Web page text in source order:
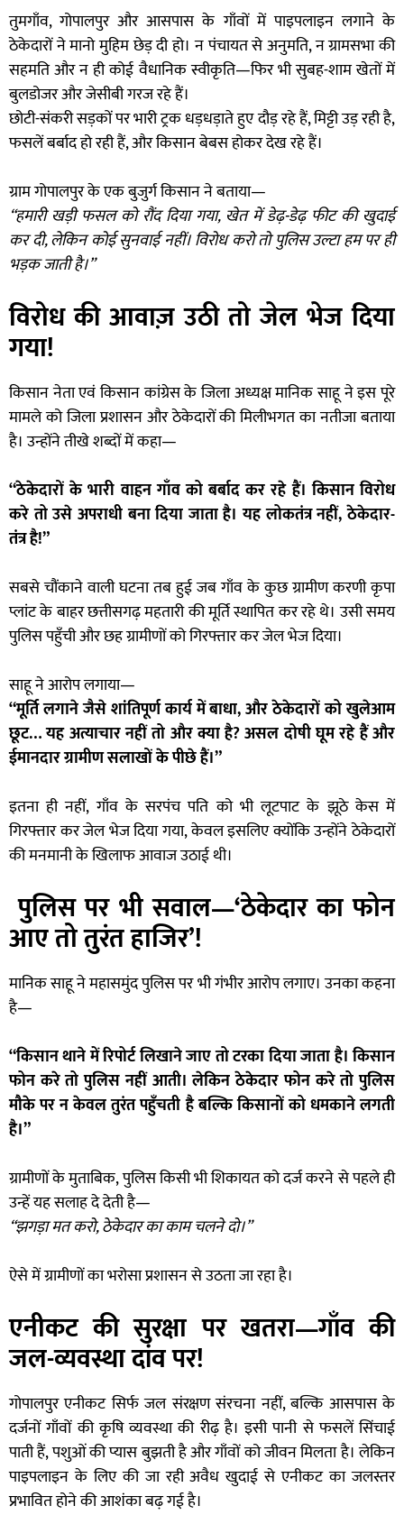
तुमगाँव, गोपालपुर और आसपास के गाँवों में पाइपलाइन लगाने के
ठेकेदारों ने मानो मुहिम छेड़ दी हो। न पंचायत से अनुमति, न ग्रामसभा की
सहमति और न ही कोई वैधानिक स्वीकृति—फिर भी सुबह-शाम खेतों में
बुलडोजर और जेसीबी गरज रहे हैं।
छोटी-संकरी सड़कों पर भारी ट्रक धड़धड़ाते हुए दौड़ रहे हैं, मिट्टी उड़ रही है,
फसलें बर्बाद हो रही हैं, और किसान बेबस होकर देख रहे हैं।
ग्राम गोपालपुर के एक बुजुर्ग किसान ने बताया—
“हमारी खड़ी फसल को रौंद दिया गया, खेत में डेढ़-डेढ़ फीट की खुदाई
कर दी, लेकिन कोई सुनवाई नहीं। विरोध करो तो पुलिस उल्टा हम पर ही
भड़क जाती है।”
विरोध की आवाज़ उठी तो जेल भेज दिया
गया!
किसान नेता एवं किसान कांग्रेस के जिला अध्यक्ष मानिक साहू ने इस पूरे
मामले को जिला प्रशासन और ठेकेदारों की मिलीभगत का नतीजा बताया
है। उन्होंने तीखे शब्दों में कहा—
“ठेकेदारों के भारी वाहन गाँव को बर्बाद कर रहे हैं। किसान विरोध
करे तो उसे अपराधी बना दिया जाता है। यह लोकतंत्र नहीं, ठेकेदार-
तंत्र है!”
सबसे चौंकाने वाली घटना तब हुई जब गाँव के कुछ ग्रामीण करणी कृपा
प्लांट के बाहर छत्तीसगढ़ महतारी की मूर्ति स्थापित कर रहे थे। उसी समय
पुलिस पहुँची और छह ग्रामीणों को गिरफ्तार कर जेल भेज दिया।
साहू ने आरोप लगाया—
“मूर्ति लगाने जैसे शांतिपूर्ण कार्य में बाधा, और ठेकेदारों को खुलेआम
छूट… यह अत्याचार नहीं तो और क्या है? असल दोषी घूम रहे हैं और
ईमानदार ग्रामीण सलाखों के पीछे हैं।”
इतना ही नहीं, गाँव के सरपंच पति को भी लूटपाट के झूठे केस में
गिरफ्तार कर जेल भेज दिया गया, केवल इसलिए क्योंकि उन्होंने ठेकेदारों
की मनमानी के खिलाफ आवाज उठाई थी।
पुलिस पर भी सवाल—‘ठेकेदार का फोन
आए तो तुरंत हाजिर’!
मानिक साहू ने महासमुंद पुलिस पर भी गंभीर आरोप लगाए। उनका कहना
है—
“किसान थाने में रिपोर्ट लिखाने जाए तो टरका दिया जाता है। किसान
फोन करे तो पुलिस नहीं आती। लेकिन ठेकेदार फोन करे तो पुलिस
मौके पर न केवल तुरंत पहुँचती है बल्कि किसानों को धमकाने लगती
है।”
ग्रामीणों के मुताबिक, पुलिस किसी भी शिकायत को दर्ज करने से पहले ही
उन्हें यह सलाह दे देती है—
“झगड़ा मत करो, ठेकेदार का काम चलने दो।”
ऐसे में ग्रामीणों का भरोसा प्रशासन से उठता जा रहा है।
एनीकट की सुरक्षा पर खतरा—गाँव की
जल-व्यवस्था दांव पर!
गोपालपुर एनीकट सिर्फ जल संरक्षण संरचना नहीं, बल्कि आसपास के
दर्जनों गाँवों की कृषि व्यवस्था की रीढ़ है। इसी पानी से फसलें सिंचाई
पाती हैं, पशुओं की प्यास बुझती है और गाँवों को जीवन मिलता है। लेकिन
पाइपलाइन के लिए की जा रही अवैध खुदाई से एनीकट का जलस्तर
प्रभावित होने की आशंका बढ़ गई है।